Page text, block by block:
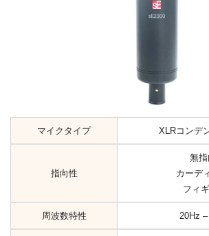
マイクタイプ XLRコンデ
指向性
無
カーデ
フィ
周波数特性 20Hz